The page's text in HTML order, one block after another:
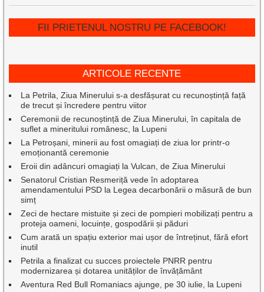
FII PRIETENUL NOSTRU PE FACEBOOK!
ARTICOLE RECENTE
La Petrila, Ziua Minerului s-a desfășurat cu recunoștință față
de trecut și încredere pentru viitor
Ceremonii de recunoștință de Ziua Minerului, în capitala de
suflet a mineritului românesc, la Lupeni
La Petroșani, minerii au fost omagiați de ziua lor printr-o
emoționantă ceremonie
Eroii din adâncuri omagiați la Vulcan, de Ziua Minerului
Senatorul Cristian Resmeriță vede în adoptarea
amendamentului PSD la Legea decarbonării o măsură de bun
simț
Zeci de hectare mistuite și zeci de pompieri mobilizați pentru a
proteja oameni, locuințe, gospodării și păduri
Cum arată un spațiu exterior mai ușor de întreținut, fără efort
inutil
Petrila a finalizat cu succes proiectele PNRR pentru
modernizarea și dotarea unităților de învățământ
Aventura Red Bull Romaniacs ajunge, pe 30 iulie, la Lupeni